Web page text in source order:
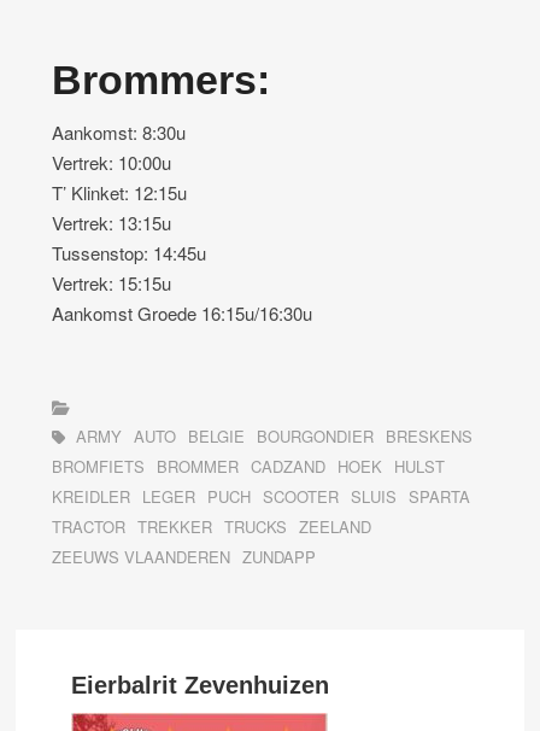
Brommers:
Aankomst: 8:30u
Vertrek: 10:00u
T’ Klinket: 12:15u
Vertrek: 13:15u
Tussenstop: 14:45u
Vertrek: 15:15u
Aankomst Groede 16:15u/16:30u
ARMY AUTO BELGIE BOURGONDIER BRESKENS
BROMFIETS
BROMMER CADZAND HOEK
HULST
KREIDLER LEGER PUCH SCOOTER SLUIS
SPARTA
TRACTOR TREKKER TRUCKS
ZEELAND
ZEEUWS VLAANDEREN ZUNDAPP
Eierbalrit Zevenhuizen